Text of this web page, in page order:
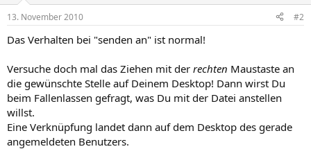
13. November 2010 #2
Das Verhalten bei "senden an" ist normal!
Versuche doch mal das Ziehen mit der rechten Maustaste an
die gewünschte Stelle auf Deinem Desktop! Dann wirst Du
beim Fallenlassen gefragt, was Du mit der Datei anstellen
willst.
Eine Verknüpfung landet dann auf dem Desktop des gerade
angemeldeten Benutzers.